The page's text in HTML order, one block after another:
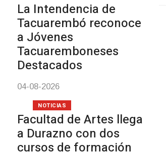
La Intendencia de
Tacuarembó reconoce
a Jóvenes
Tacuaremboneses
Destacados
04-08-2026
Facultad de Artes llega
a Durazno con dos
cursos de formación
NOTICIAS